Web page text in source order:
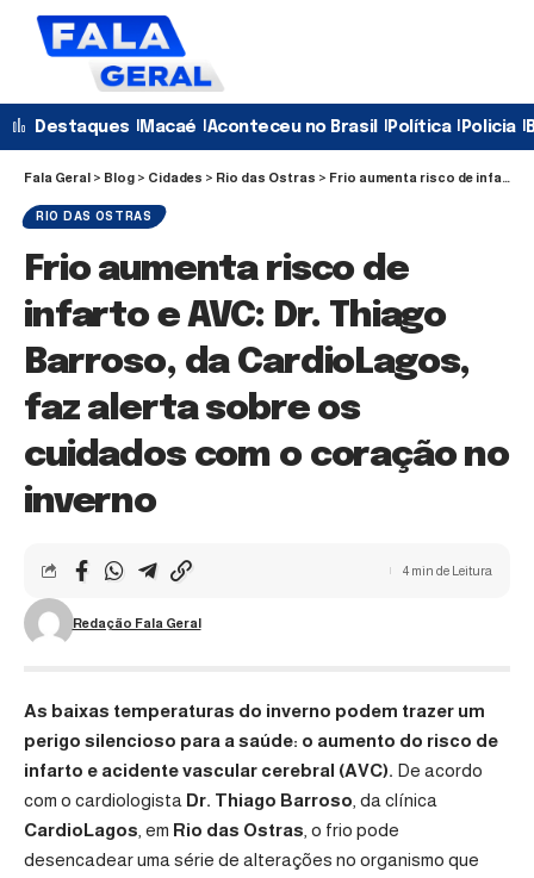
Destaques Macaé Aconteceu no Brasil Política Policia
Fala Geral > Blog > Cidades > Rio das Ostras > Frio aumenta risco de infarto e AVC: Dr. Thiago Barroso, da CardioLagos, faz alerta sobre os cuidados com o coração no inverno
RIO DAS OSTRAS
Frio aumenta risco de
infarto e AVC: Dr. Thiago
Barroso, da CardioLagos,
faz alerta sobre os
cuidados com o coração no
inverno
Redação Fala Geral
4 min de Leitura
As baixas temperaturas do inverno podem trazer um
perigo silencioso para a saúde: o aumento do risco de
infarto e acidente vascular cerebral (AVC). De acordo
com o cardiologista Dr. Thiago Barroso , da clínica
CardioLagos , em Rio das Ostras , o frio pode
desencadear uma série de alterações no organismo que